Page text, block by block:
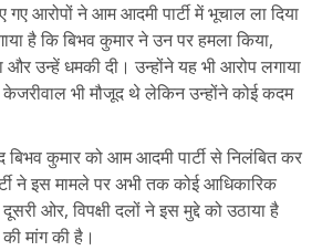
गए आरोपों ने आम आदमी पार्टी में भूचाल ला दिया
है कि बिभव कुमार ने उन पर हमला किया,
और उन्हें धमकी दी। उन्होंने यह भी आरोप लगाया
भी मौजूद थे लेकिन उन्होंने कोई कदम
बिभव कुमार को आम आदमी पार्टी से निलंबित कर
ने इस मामले पर अभी तक कोई आधिकारिक
ओर, विपक्षी दलों ने इस मुद्दे को उठाया है
मांग की है।